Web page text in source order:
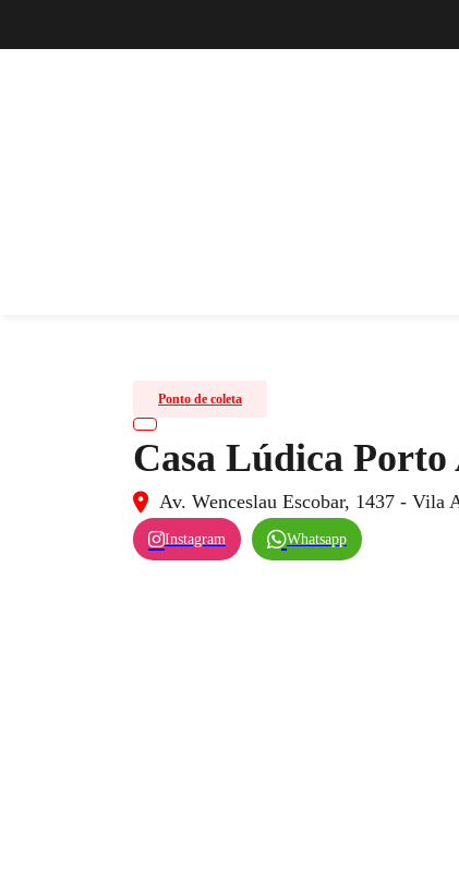
Ponto de coleta
Casa Lúdica
Av. Wenceslau Escobar, 1437 - Vila
Instagram Whatsapp